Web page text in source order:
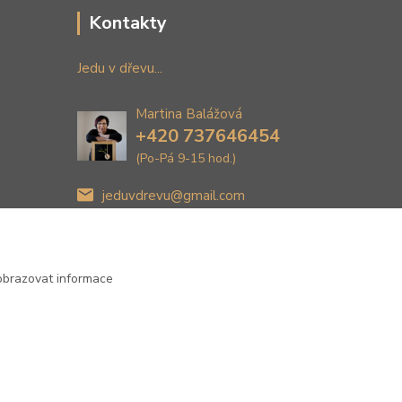
Kontakty
Jedu v dřevu...
Martina Balážová
+420 737646454
(Po-Pá 9-15 hod.)
jeduvdrevu@gmail.com
informace